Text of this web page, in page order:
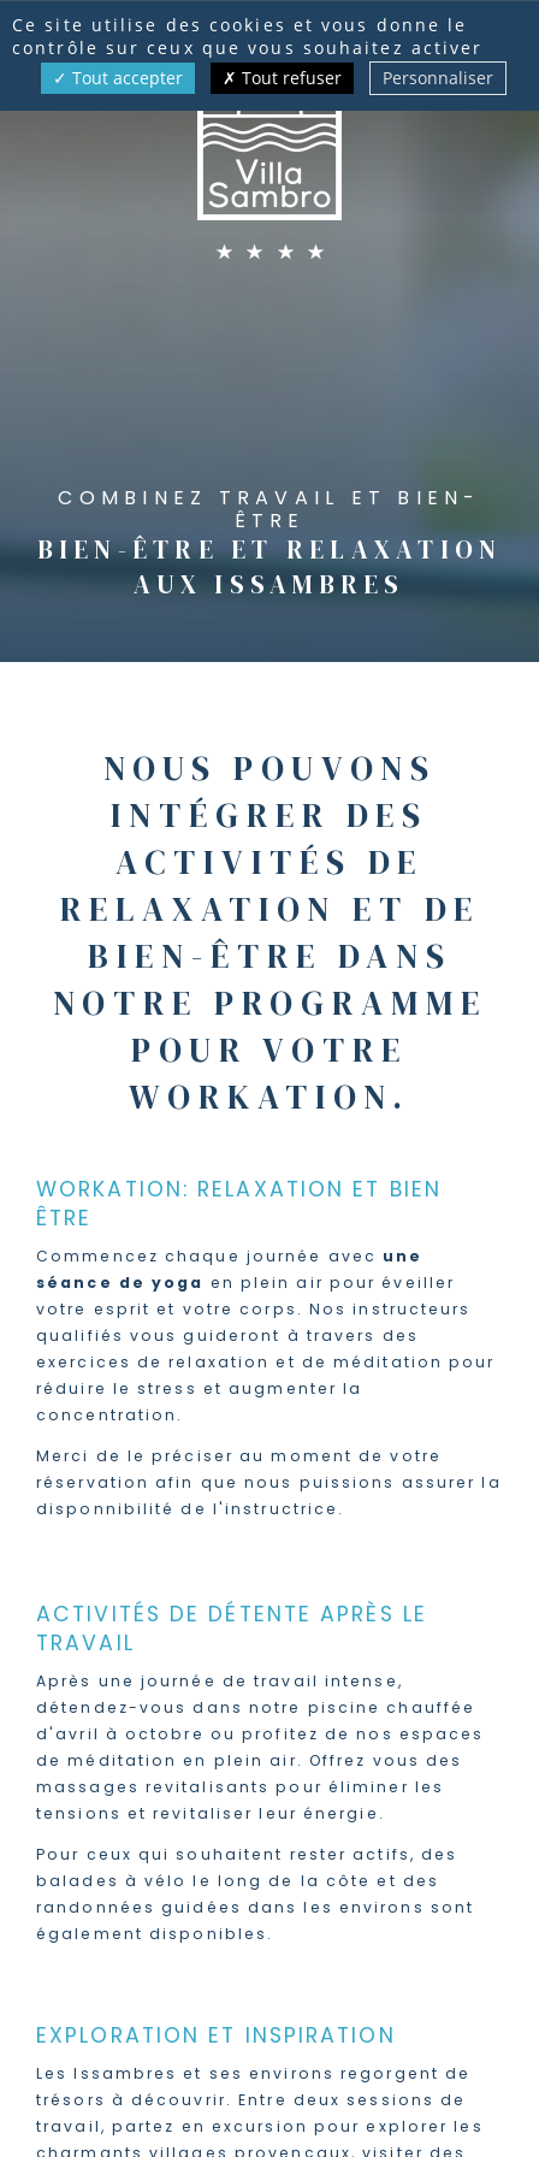
FR EN DE
RÉSERVATION
COMBINEZ TRAVAIL ET BIEN-
ÊTRE
BIEN-ÊTRE ET RELAXATION
AUX ISSAMBRES
NOUS POUVONS
INTÉGRER DES
ACTIVITÉS DE
RELAXATION ET DE
BIEN-ÊTRE DANS
NOTRE PROGRAMME
POUR VOTRE
WORKATION.
WORKATION: RELAXATION ET BIEN
ÊTRE
Commencez chaque journée avec une
séance de yoga en plein air pour éveiller
votre esprit et votre corps. Nos instructeurs
qualifiés vous guideront à travers des
exercices de relaxation et de méditation pour
réduire le stress et augmenter la
concentration.
Merci de le préciser au moment de votre
réservation afin que nous puissions assurer la
disponnibilité de l'instructrice.
ACTIVITÉS DE DÉTENTE APRÈS LE
TRAVAIL
Après une journée de travail intense,
détendez-vous dans notre piscine chauffée
d'avril à octobre ou profitez de nos espaces
de méditation en plein air. Offrez vous des
massages revitalisants pour éliminer les
tensions et revitaliser leur énergie.
Pour ceux qui souhaitent rester actifs, des
balades à vélo le long de la côte et des
randonnées guidées dans les environs sont
également disponibles.
EXPLORATION ET INSPIRATION
Les Issambres et ses environs regorgent de
trésors à découvrir. Entre deux sessions de
travail, partez en excursion pour explorer les
Ce site utilise des cookies et vous donne le
contrôle sur ceux que vous souhaitez activer
Tout accepter
Tout refuser Personnaliser